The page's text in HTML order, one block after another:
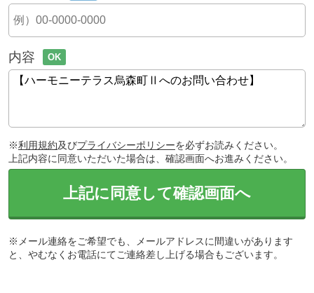
内容 OK
※利用規約及びプライバシーポリシーを必ずお読みください。
上記内容に同意いただいた場合は、確認画面へお進みください。
上記に同意して確認画面へ
※メール連絡をご希望でも、メールアドレスに間違いがあります
と、やむなくお電話にてご連絡差し上げる場合もございます。